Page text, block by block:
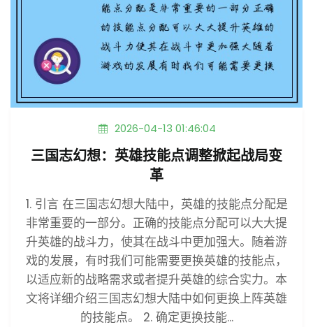
2026-04-13 01:46:04
三国志幻想：英雄技能点调整掀起战局变
革
1. 引言 在三国志幻想大陆中，英雄的技能点分配是
非常重要的一部分。正确的技能点分配可以大大提
升英雄的战斗力，使其在战斗中更加强大。随着游
戏的发展，有时我们可能需要更换英雄的技能点，
以适应新的战略需求或者提升英雄的综合实力。本
文将详细介绍三国志幻想大陆中如何更换上阵英雄
的技能点。 2. 确定更换技能...